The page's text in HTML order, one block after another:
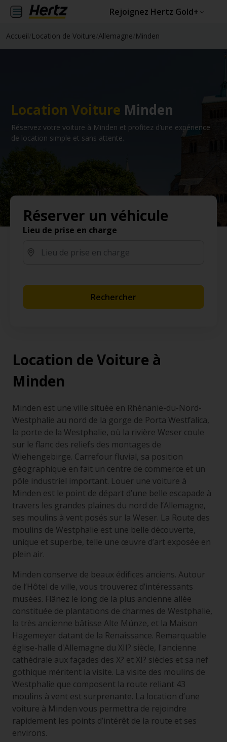
Rejoignez Hertz Gold+
Accueil Location de Voiture Allemagne Minden
Location Voiture Minden
Réservez votre voiture à Minden et profitez d’une expérience
de location simple et sans attente.
Réserver un véhicule
Lieu de prise en charge
Rechercher
Location de Voiture à
Minden
Minden est une ville située en Rhénanie-du-Nord-
Westphalie au nord de la gorge de Porta Westfalica,
la porte de la Westphalie, où la rivière Weser coule
sur le flanc des reliefs des montages de
Wiehengebirge. Carrefour fluvial, sa position
géographique en fait un centre de commerce et un
pôle industriel important. Louer une voiture à
Minden est le point de départ d’une belle escapade à
travers les grandes plaines du nord de l’Allemagne,
ses moulins à vent posés sur la Weser. La Route des
moulins de Westphalie est une belle découverte,
unique et superbe, telle une œuvre d’art exposée en
plein air.
Minden conserve de beaux édifices anciens. Autour
de l’Hôtel de ville, vous trouverez d’intéressants
musées. Flânez le long de la plus ancienne allée
constituée de plantations de charmes de Westphalie,
la très ancienne bâtisse Alte Münze, et la Maison
Hagemeyer datant de la Renaissance. Remarquable
église-halle d'Allemagne du XII? siècle, l'ancienne
cathédrale aux façades des X? et XI? siècles et sa nef
gothique méritent la visite. La visite des moulins de
Westphalie que composent la route reliant 43
moulins à vent est surprenante. La location d’une
voiture à Minden vous permettra de rejoindre
rapidement les points d’intérêt de la route et ses
environs.